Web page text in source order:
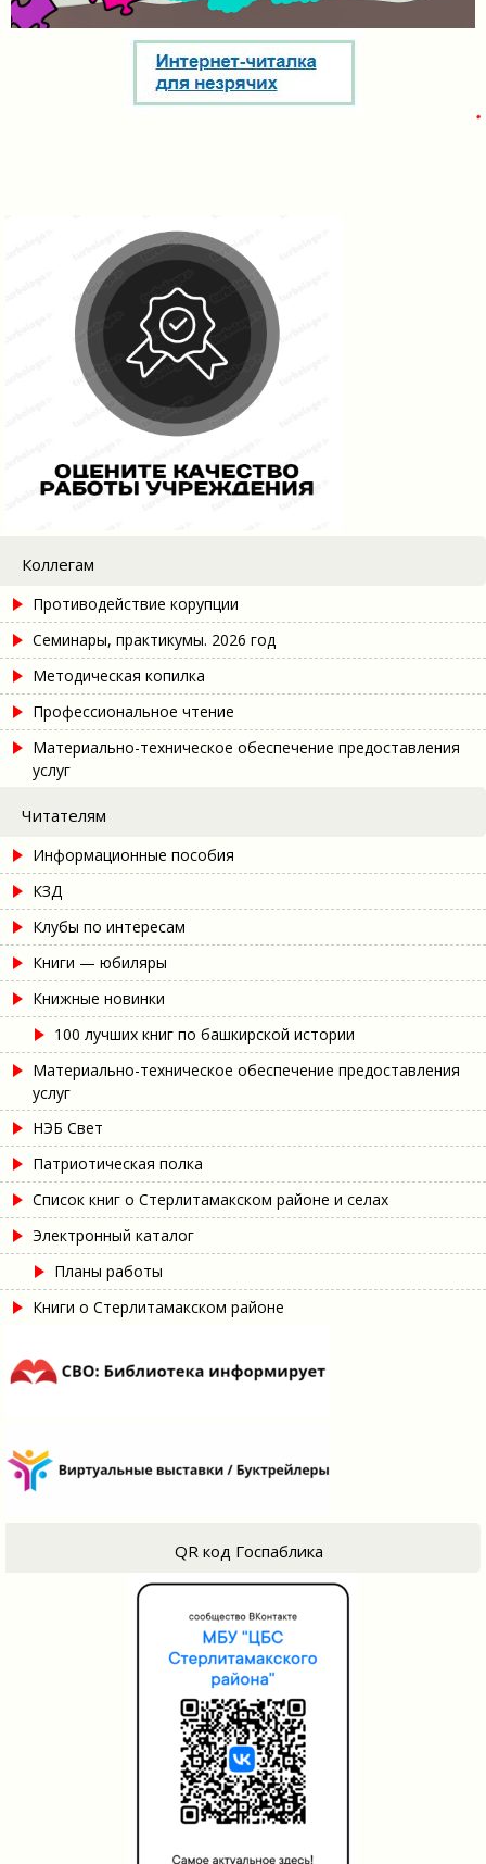
Коллегам
Противодействие корупции
Семинары, практикумы. 2026 год
Методическая копилка
Профессиональное чтение
Материально-техническое обеспечение предоставления
услуг
Читателям
Информационные пособия
КЗД
Клубы по интересам
Книги — юбиляры
Книжные новинки
100 лучших книг по башкирской истории
Материально-техническое обеспечение предоставления
услуг
НЭБ Свет
Патриотическая полка
Список книг о Стерлитамакском районе и селах
Электронный каталог
Планы работы
Книги о Стерлитамакском районе
QR код Госпаблика